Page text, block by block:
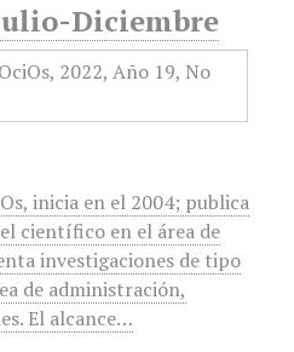
Diciembre
inicia en el 2004; publica
científico en el área de
investigaciones de tipo
de administración,
El alcance…